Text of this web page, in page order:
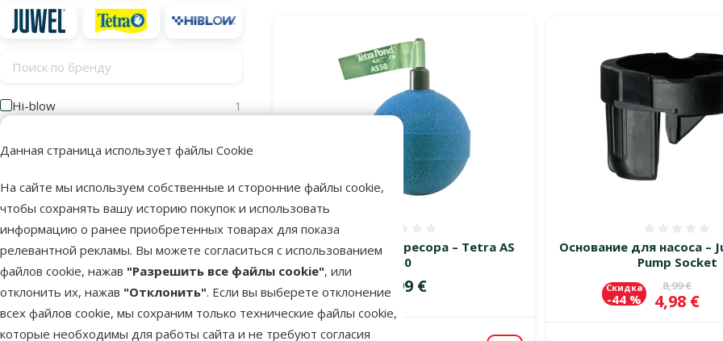
Данная страница использует файлы Cookie
На сайте мы используем собственные и сторонние файлы cookie,
чтобы сохранять вашу историю покупок и использовать
информацию о ранее приобретенных товарах для показа
релевантной рекламы. Вы можете согласиться с использованием
файлов cookie, нажав "Разрешить все файлы cookie", или
отклонить их, нажав "Отклонить". Если вы выберете отклонение
всех файлов cookie, мы сохраним только технические файлы cookie,
которые необходимы для работы сайта и не требуют согласия
Поиск по бренду
Hi-blow
1
Цена
4 € 799 €
Оценка
Камень для компресора – Tetra AS
50
Цена
4,99 €
Основание для насоса –
Pump Socket
Исходная
8,99 €
Цена
4,98 €
Скидка
-44 %